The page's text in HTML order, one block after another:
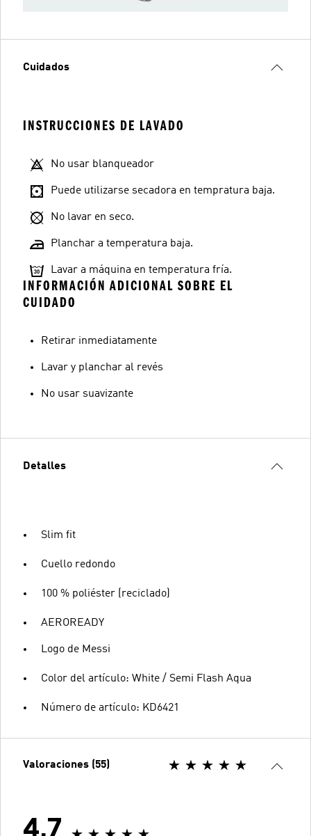
Cuidados
INSTRUCCIONES DE LAVADO
No usar blanqueador
Puede utilizarse secadora en tempratura baja.
No lavar en seco.
Planchar a temperatura baja.
Lavar a máquina en temperatura fría.
INFORMACIÓN ADICIONAL SOBRE EL
CUIDADO
Retirar inmediatamente
Lavar y planchar al revés
No usar suavizante
Detalles
Slim fit
Cuello redondo
100 % poliéster (reciclado)
AEROREADY
Logo de Messi
Color del artículo: White / Semi Flash Aqua
Número de artículo: KD6421
Valoraciones (55)
4.7